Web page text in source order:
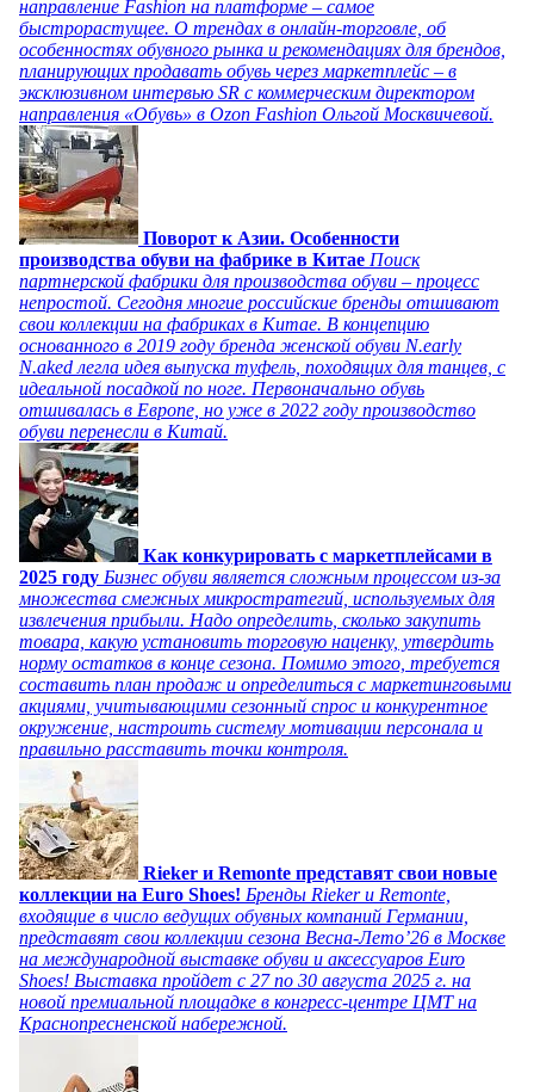
направление Fashion на платформе – самое
быстрорастущее. О трендах в онлайн-торговле, об
особенностях обувного рынка и рекомендациях для брендов,
планирующих продавать обувь через маркетплейс – в
эксклюзивном интервью SR с коммерческим директором
направления «Обувь» в Ozon Fashion Ольгой Москвичевой.
Поворот к Азии. Особенности
производства обуви на фабрике в Китае Поиск
партнерской фабрики для производства обуви – процесс
непростой. Сегодня многие российские бренды отшивают
свои коллекции на фабриках в Китае. В концепцию
основанного в 2019 году бренда женской обуви N.early
N.aked легла идея выпуска туфель, походящих для танцев, с
идеальной посадкой по ноге. Первоначально обувь
отшивалась в Европе, но уже в 2022 году производство
обуви перенесли в Китай.
Как конкурировать с маркетплейсами в
2025 году Бизнес обуви является сложным процессом из-за
множества смежных микростратегий, используемых для
извлечения прибыли. Надо определить, сколько закупить
товара, какую установить торговую наценку, утвердить
норму остатков в конце сезона. Помимо этого, требуется
составить план продаж и определиться с маркетинговыми
акциями, учитывающими сезонный спрос и конкурентное
окружение, настроить систему мотивации персонала и
правильно расставить точки контроля.
Rieker и Remonte представят свои новые
коллекции на Euro Shoes! Бренды Rieker и Remonte,
входящие в число ведущих обувных компаний Германии,
представят свои коллекции сезона Весна-Лето’26 в Москве
на международной выставке обуви и аксессуаров Euro
Shoes! Выставка пройдет c 27 по 30 августа 2025 г. на
новой премиальной площадке в конгресс-центре ЦМТ на
Краснопресненской набережной.